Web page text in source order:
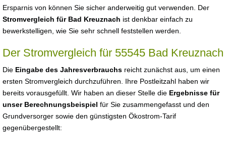
Ersparnis von können Sie sicher anderweitig gut verwenden. Der
Stromvergleich für Bad Kreuznach ist denkbar einfach zu
bewerkstelligen, wie Sie sehr schnell feststellen werden.
Der Stromvergleich für 55545 Bad Kreuznach
Die Eingabe des Jahresverbrauchs reicht zunächst aus, um einen
ersten Stromvergleich durchzuführen. Ihre Postleitzahl haben wir
bereits vorausgefüllt. Wir haben an dieser Stelle die Ergebnisse für
unser Berechnungsbeispiel für Sie zusammengefasst und den
Grundversorger sowie den günstigsten Ökostrom-Tarif
gegenübergestellt: